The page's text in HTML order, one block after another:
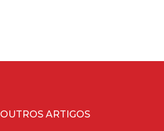
OUTROS ARTIGOS